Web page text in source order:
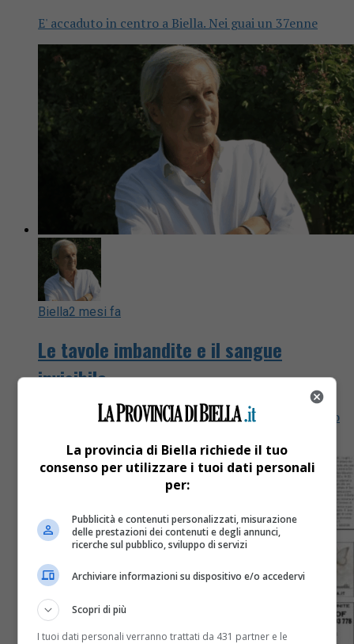
E' accaduto in centro a Biella. Nei guai un 37enne
Biella2 mesi fa
Le tavole imbandite e il sangue
invisibile
Ecco “Pensieri e Parole”, la rubrica curata da Vittorio
La provincia di Biella richiede il tuo
consenso per utilizzare i tuoi dati personali
per:
Pubblicità e contenuti personalizzati, misurazione
delle prestazioni dei contenuti e degli annunci,
ricerche sul pubblico, sviluppo di servizi
Archiviare informazioni su dispositivo e/o accedervi
Scopri di più
I tuoi dati personali verranno trattati da 431 partner e le